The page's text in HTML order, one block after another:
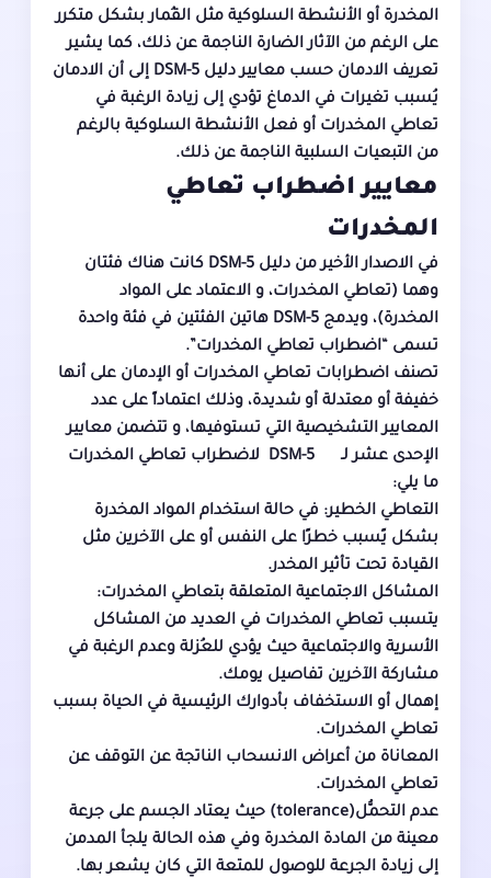
المخدرة أو الأنشطة السلوكية مثل القُمار بشكل متكرر
على الرغم من الآثار الضارة الناجمة عن ذلك، كما يشير
تعريف الادمان حسب معايير دليل DSM-5 إلى أن الادمان
يُسبب تغيرات في الدماغ تؤدي إلى زيادة الرغبة في
تعاطي المخدرات أو فعل الأنشطة السلوكية بالرغم
من التبعيات السلبية الناجمة عن ذلك.
معايير اضطراب تعاطي
المخدرات
في الاصدار الأخير من دليل DSM-5 كانت هناك فئتان
وهما (تعاطي المخدرات، و الاعتماد على المواد
المخدرة)، ويدمج DSM-5 هاتين الفئتين في فئة واحدة
تسمى “اضطراب تعاطي المخدرات”.
تصنف اضطرابات تعاطي المخدرات أو الإدمان على أنها
خفيفة أو معتدلة أو شديدة، وذلك اعتماداً على عدد
المعايير التشخيصية التي تستوفيها، و تتضمن معايير
الإحدى عشر لـ DSM-5 لاضطراب تعاطي المخدرات
ما يلي:
التعاطي الخطير: في حالة استخدام المواد المخدرة
بشكل يًسبب خطرًا على النفس أو على الآخرين مثل
القيادة تحت تأثير المخدر.
المشاكل الاجتماعية المتعلقة بتعاطي المخدرات:
يتسبب تعاطي المخدرات في العديد من المشاكل
الأسرية والاجتماعية حيث يؤدي للعُزلة وعدم الرغبة في
مشاركة الآخرين تفاصيل يومك.
إهمال أو الاستخفاف بأدوارك الرئيسية في الحياة بسبب
تعاطي المخدرات.
المعاناة من أعراض الانسحاب الناتجة عن التوقف عن
تعاطي المخدرات.
عدم التحمُّل(tolerance) حيث يعتاد الجسم على جرعة
معينة من المادة المخدرة وفي هذه الحالة يلجأ المدمن
إلى زيادة الجرعة للوصول للمتعة التي كان يشعر بها.